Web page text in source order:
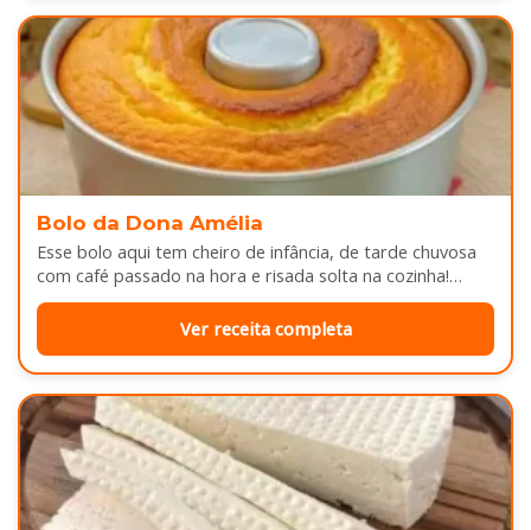
Bolo da Dona Amélia
Esse bolo aqui tem cheiro de infância, de tarde chuvosa
com café passado na hora e risada solta na cozinha!…
Ver receita completa